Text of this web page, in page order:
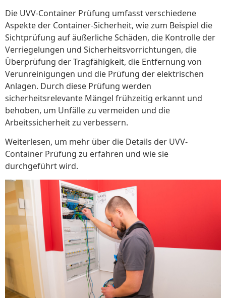
Die UVV-Container Prüfung umfasst verschiedene
Aspekte der Container-Sicherheit, wie zum Beispiel die
Sichtprüfung auf äußerliche Schäden, die Kontrolle der
Verriegelungen und Sicherheitsvorrichtungen, die
Überprüfung der Tragfähigkeit, die Entfernung von
Verunreinigungen und die Prüfung der elektrischen
Anlagen. Durch diese Prüfung werden
sicherheitsrelevante Mängel frühzeitig erkannt und
behoben, um Unfälle zu vermeiden und die
Arbeitssicherheit zu verbessern.
Weiterlesen, um mehr über die Details der UVV-
Container Prüfung zu erfahren und wie sie
durchgeführt wird.